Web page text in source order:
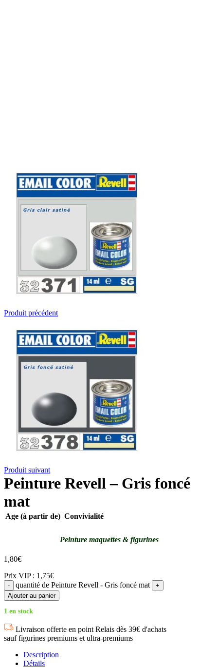
Produit précédent
Produit suivant
Peinture Revell – Gris foncé
mat
Age (à partir de) Convivialité
Peinture maquettes & figurines
1,80€
Prix VIP : 1,75€
quantité de Peinture Revell - Gris foncé mat
Ajouter au panier
1 en stock
Livraison offerte en point Relais dès 39€ d'achats
sauf figurines premiums et ultra-premiums
Description
Détails